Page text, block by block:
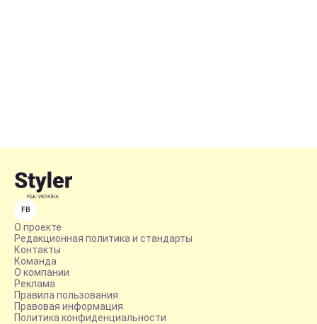
FB
О проекте
Редакционная политика и стандарты
Контакты
Команда
О компании
Реклама
Правила пользования
Правовая информация
Политика конфиденциальности